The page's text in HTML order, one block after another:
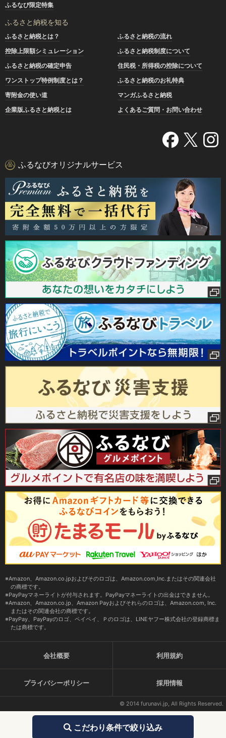
こだわり条件で絞り込み
ふるなび限定特集
ふるさと納税を知る
ふるさと納税とは？
ふるさと納税の流れ
控除上限額シミュレーション
ふるさと納税制度について
ふるさと納税の確定申告
住民税・所得税の控除について
ワンストップ特例制度とは？
ふるさと納税のお礼特典
寄附金の使い道
マンガふるさと納税
企業版ふるさと納税とは
よくあるご質問・お問い合わせ
ふるなびオリジナルサービス
Amazon、Amazon.co.jpおよびそのロゴは、Amazon.com,Inc.またはその関連会社
の商標です。
PayPayマネーライトが付与されます。PayPayマネーライトの出金はできません。
Amazon、Amazon.co.jp、Amazon Payおよびそれらのロゴは、Amazon.com, Inc.
またはその関連会社の商標です。
PayPay、PayPayのロゴ、ペイペイ、Ｐのロゴは、LINEヤフー株式会社の登録商標ま
たは商標です。
会社概要 利用規約
プライバシーポリシー 採用情報
© 2014 furunavi.jp, All Rights Reserved.